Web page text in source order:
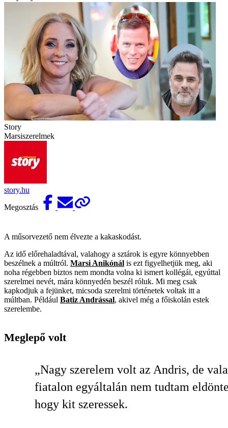
Story
Marsiszerelmek
story.hu
Megosztás
A műsorvezető nem élvezte a kakaskodást.
Az idő előrehaladtával, valahogy a sztárok is egyre könnyebben
beszélnek a múltról. Marsi Anikónál is ezt figyelhetjük meg, aki
noha régebben biztos nem mondta volna ki ismert kollégái, egyúttal
szerelmei nevét, mára könnyedén beszél róluk. Mi meg csak
kapkodjuk a fejünket, micsoda szerelmi történetek voltak itt a
múltban. Például Batiz Andrással, akivel még a főiskolán estek
szerelembe.
Meglepő volt
„Nagy szerelem volt az Andris, de
fiatalon egyáltalán nem tudtam
hogy kit szeressek.